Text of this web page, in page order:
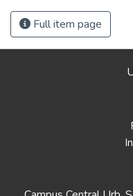
Full item page